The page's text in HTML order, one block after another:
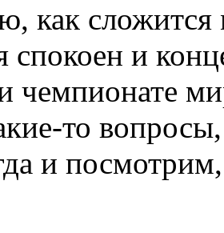
как сложится
спокоен и
чемпионате
то
и